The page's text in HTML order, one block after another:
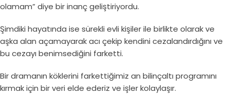
olamam” diye bir inanç geliştiriyordu.
Şimdiki hayatında ise sürekli evli kişiler ile birlikte olarak ve
aşka alan açamayarak acı çekip kendini cezalandırdığını ve
bu cezayı benimsediğini farketti.
Bir dramanın köklerini farkettiğimiz an bilinçaltı programını
kırmak için bir veri elde ederiz ve işler kolaylaşır.